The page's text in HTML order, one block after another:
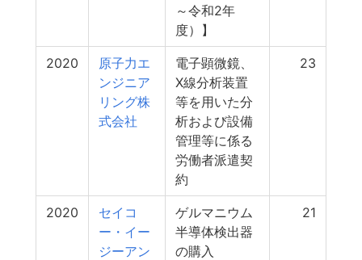
～令和2年
度）】
2020
原子力エ
ンジニア
リング株
式会社
電子顕微鏡、
X線分析装置
等を用いた分
析および設備
管理等に係る
労働者派遣契
約
23
2020
セイコ
ー・イー
ジーアン
ゲルマニウム
半導体検出器
の購入
21